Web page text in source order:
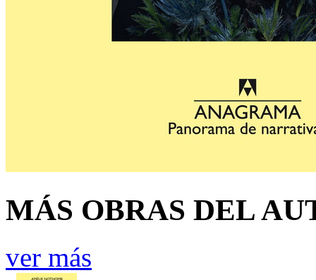
MÁS OBRAS DEL
ver más